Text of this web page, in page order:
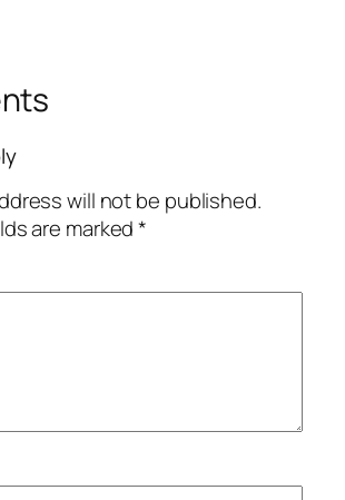
will not be published.
are marked*